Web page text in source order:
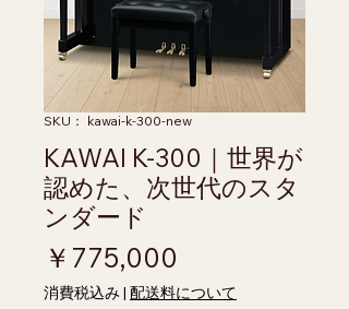
SKU： kawai-k-300-new
KAWAI K-300｜世界が
認めた、次世代のスタ
ンダード
￥775,000
消費税込み | 配送料について